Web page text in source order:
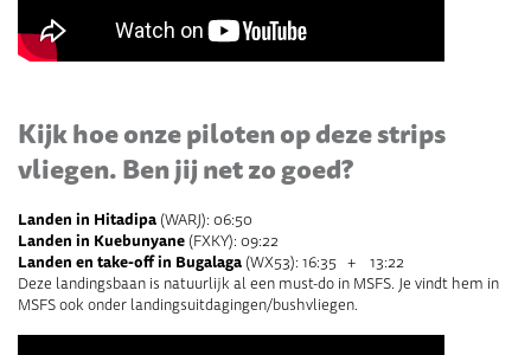
Kijk hoe onze piloten op deze strips
vliegen. Ben jij net zo goed?
Landen in Hitadipa (WARJ): 06:50
Landen in Kuebunyane (FXKY): 09:22
Landen en take-off in Bugalaga (WX53): 16:35 + 13:22
Deze landingsbaan is natuurlijk al een must-do in MSFS. Je vindt hem in
MSFS ook onder landingsuitdagingen/bushvliegen.